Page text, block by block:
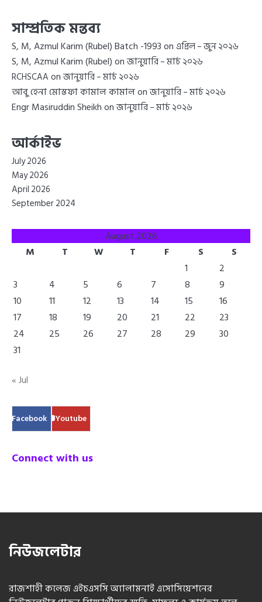
সাম্প্রতিক মন্তব্য
S, M, Azmul Karim (Rubel) Batch -1993on এপ্রিল – জুন ২০২৬
S, M, Azmul Karim (Rubel)onজানুয়ারি – মার্চ ২০২৬
RCHSCAA onজানুয়ারি – মার্চ ২০২৬
আবু হেনা মোস্তফা কামাল কামালonজানুয়ারি – মার্চ ২০২৬
Engr Masiruddin Sheikhonজানুয়ারি – মার্চ ২০২৬
আর্কাইভ
July 2026
May 2026
April 2026
September 2024
August 2026
M
T W T F S
S
1
2
3
4 5 6 7 8
9
10
11 12 13 14 15
16
17
18 19 20 21 22
23
24
25 26 27 28 29
30
31
« Jul
Facebook Youtube
Connect with us
নিউজলেটার
রাজশাহী কলেজ এইচএসসি অ্যালামনাই এসোসিয়েশনের